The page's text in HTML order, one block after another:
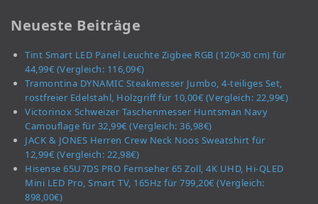
Neueste Beiträge
Tint Smart LED Panel Leuchte Zigbee RGB (120×30 cm) für
44,99€ (Vergleich: 116,09€)
Tramontina DYNAMIC Steakmesser Jumbo, 4-teiliges Set,
rostfreier Edelstahl, Holzgriff für 10,00€ (Vergleich: 22,99€)
Victorinox Schweizer Taschenmesser Huntsman Navy
Camouflage für 32,99€ (Vergleich: 36,98€)
JACK & JONES Herren Crew Neck Noos Sweatshirt für
12,99€ (Vergleich: 22,98€)
Hisense 65U7DS PRO Fernseher 65 Zoll, 4K UHD, Hi-QLED
Mini LED Pro, Smart TV, 165Hz für 799,20€ (Vergleich:
898,00€)